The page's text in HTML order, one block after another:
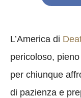
L’America di
pericoloso,
per chiunque
di pazienza e